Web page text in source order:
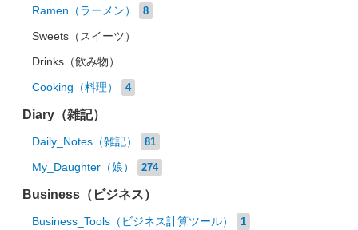
Ramen（ラーメン） 8
Sweets（スイーツ）
Drinks（飲み物）
Cooking（料理） 4
Diary（雑記）
Daily_Notes（雑記） 81
My_Daughter（娘） 274
Business（ビジネス）
Business_Tools（ビジネス計算ツール） 1